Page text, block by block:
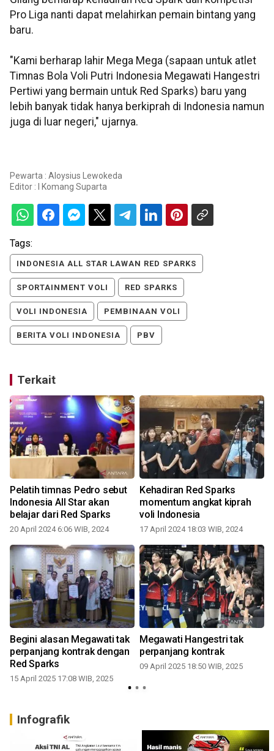
Pro Liga nanti dapat melahirkan pemain bintang yang
baru.
"Kami berharap lahir Mega Mega (sapaan untuk atlet
Timnas Bola Voli Putri Indonesia Megawati Hangestri
Pertiwi yang bermain untuk Red Sparks) baru yang
lebih banyak tidak hanya berkiprah di Indonesia namun
juga di luar negeri," ujarnya.
Pewarta : Aloysius Lewokeda
Editor :
I Komang Suparta
Tags:
INDONESIA ALL STAR LAWAN RED SPARKS
SPORTAINMENT VOLI RED SPARKS
VOLI INDONESIA PEMBINAAN VOLI
BERITA VOLI INDONESIA PBV
Terkait
Pelatih timnas Pedro sebut
Indonesia All Star akan
belajar dari Red Sparks
20 April 2024 6:06 WIB, 2024
Kehadiran Red Sparks
momentum angkat kiprah
voli Indonesia
17 April 2024 18:03 WIB, 2024
Begini alasan Megawati tak
perpanjang kontrak dengan
Red Sparks
15 April 2025 17:08 WIB, 2025
Megawati Hangestri tak
perpanjang kontrak
09 April 2025 18:50 WIB, 2025
Infografik